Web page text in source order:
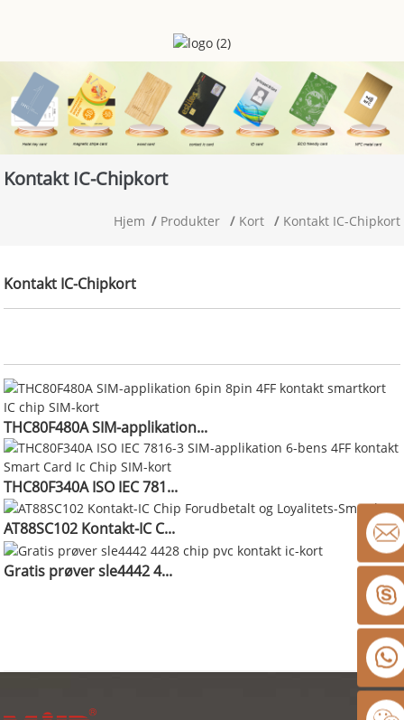
Kontakt IC-Chipkort
Hjem Produkter Kort Kontakt IC-Chipkort
Kontakt IC-Chipkort
THC80F480A SIM-applikation...
THC80F340A ISO IEC 781...
AT88SC102 Kontakt-IC C...
Gratis prøver sle4442 4...